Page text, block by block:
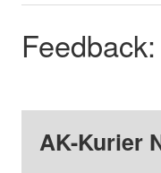
Feedback:
AK-Kurier